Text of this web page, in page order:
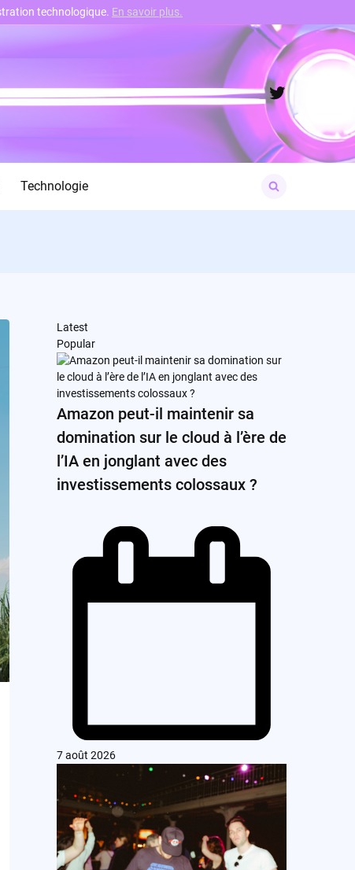
Twitter
Technologie
for:
Latest
Popular
Amazon peut-il maintenir sa
domination sur le cloud à l’ère de
l’IA en jonglant avec des
investissements colossaux ?
7 août 2026
technologique. En savoir plus.